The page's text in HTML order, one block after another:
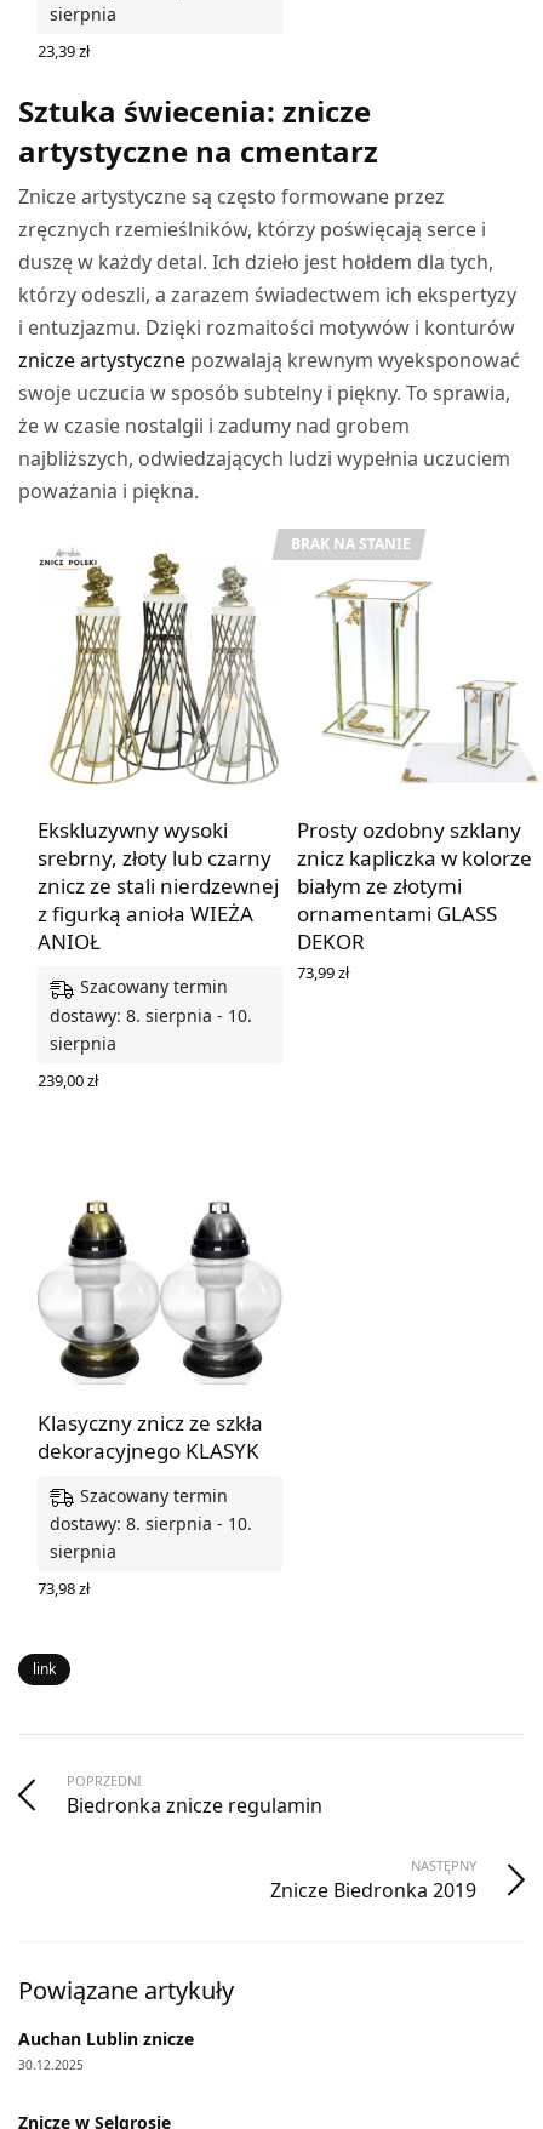
sierpnia
23,39zł
Sztuka świecenia: znicze
artystyczne na cmentarz
Znicze artystyczne są często formowane przez
zręcznych rzemieślników, którzy poświęcają serce i
duszę w każdy detal. Ich dzieło jest hołdem dla tych,
którzy odeszli, a zarazem świadectwem ich ekspertyzy
i entuzjazmu. Dzięki rozmaitości motywów i konturów
znicze artystyczne pozwalają krewnym wyeksponować
swoje uczucia w sposób subtelny i piękny. To sprawia,
że w czasie nostalgii i zadumy nad grobem
najbliższych, odwiedzających ludzi wypełnia uczuciem
poważania i piękna.
Ekskluzywny wysoki
srebrny, złoty lub czarny
znicz ze stali nierdzewnej
z figurką anioła WIEŻA
ANIOŁ
Szacowany termin
dostawy: 8. sierpnia - 10.
sierpnia
239,00zł
BRAK NA STANIE
Prosty ozdobny szklany
znicz kapliczka w kolorze
białym ze złotymi
ornamentami GLASS
DEKOR
73,99zł
Klasyczny znicz ze szkła
dekoracyjnego KLASYK
Szacowany termin
dostawy: 8. sierpnia - 10.
sierpnia
73,98zł
link
POPRZEDNI
Biedronka znicze regulamin
NASTĘPNY
Znicze Biedronka 2019
Powiązane artykuły
Auchan Lublin znicze
30.12.2025
Znicze w Selgrosie